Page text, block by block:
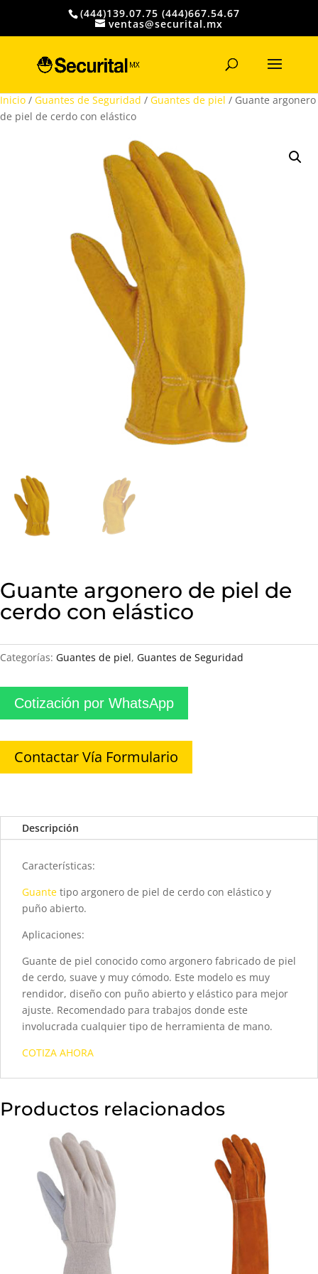
(444)139.07.75 (444)667.54.67
ventas@securital.mx
productos
Inicio / Guantes de Seguridad / Guantes de piel / Guante argonero
de piel de cerdo con elástico
Guante argonero de piel de
cerdo con elástico
Categorías: Guantes de piel, Guantes de Seguridad
Cotización por WhatsApp
Contactar Vía Formulario
Descripción
Características:
Guante tipo argonero de piel de cerdo con elástico y
puño abierto.
Aplicaciones:
Guante de piel conocido como argonero fabricado de piel
de cerdo, suave y muy cómodo. Este modelo es muy
rendidor, diseño con puño abierto y elástico para mejor
ajuste. Recomendado para trabajos donde este
involucrada cualquier tipo de herramienta de mano.
COTIZA AHORA
Productos relacionados